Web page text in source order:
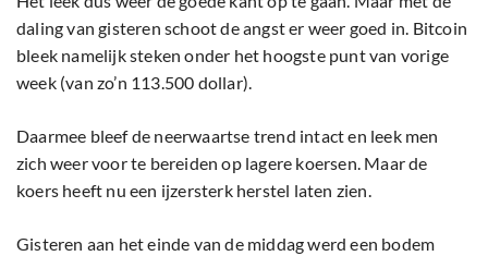
daling van gisteren schoot de angst er weer goed in. Bitcoin
bleek namelijk steken onder het hoogste punt van vorige
week (van zo’n 113.500 dollar).
Daarmee bleef de neerwaartse trend intact en leek men
zich weer voor te bereiden op lagere koersen. Maar de
koers heeft nu een ijzersterk herstel laten zien.
Gisteren aan het einde van de middag werd een bodem